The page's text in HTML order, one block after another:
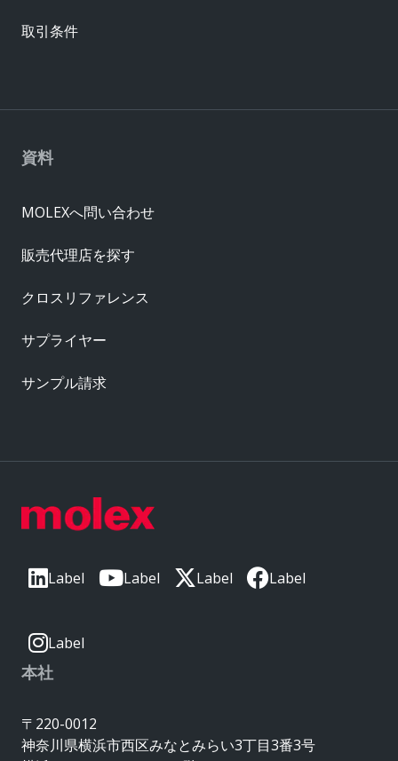
Label Label Label Label
Label
本社
〒220-0012
神奈川県横浜市西区みなとみらい3丁目3番3号
資料
MOLEXへ問い合わせ
販売代理店を探す
クロスリファレンス
サプライヤー
サンプル請求
取引条件